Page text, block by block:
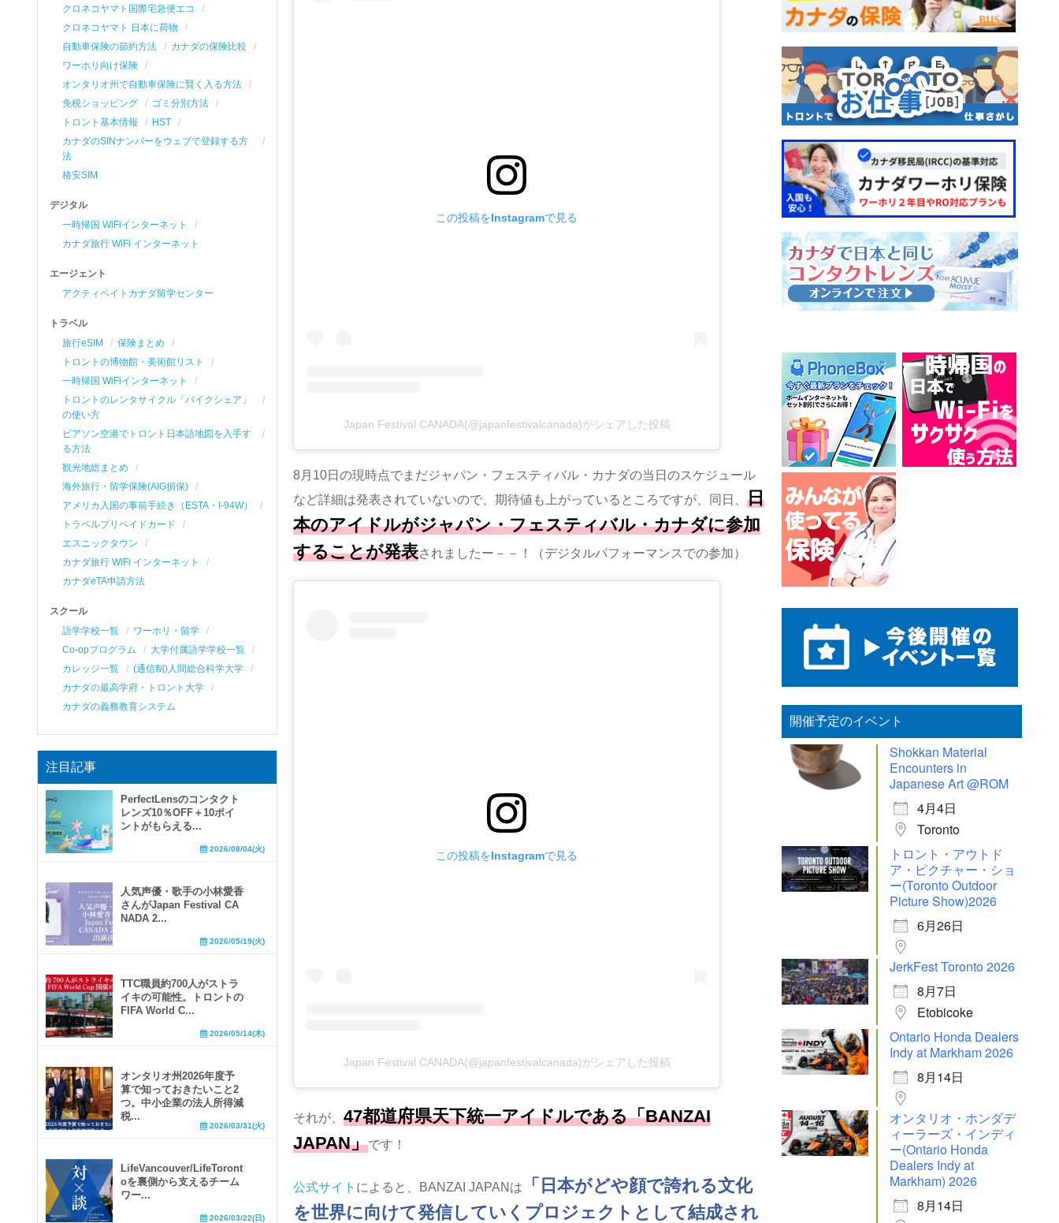
この投稿をInstagramで見る
Japan Festival CANADA(@japanfestivalcanada)がシェアした投稿
8月10日の現時点でまだジャパン・フェスティバル・カナダの当日のスケジュール
など詳細は発表されていないので、期待値も上がっているところですが、同日、 日
本のアイドルがジャパン・フェスティバル・カナダに参加
することが発表されましたー－－！（デジタルパフォーマンスでの参加）
この投稿をInstagramで見る
Japan Festival CANADA(@japanfestivalcanada)がシェアした投稿
それが、 47都道府県天下統一アイドルである「BANZAI
JAPAN」です！
公式サイト によると、BANZAI JAPANは
「日本がどや顔で誇れる文化
を世界に向けて発信していくプロジェクトとして結成され
クロネコヤマト国際宅急便エコ
クロネコヤマト 日本に荷物
自動車保険の節約方法
カナダの保険比較
ワーホリ向け保険
オンタリオ州で自動車保険に賢く入る方法
免税ショッピング
ゴミ分別方法
トロント基本情報
HST
カナダのSINナンバーをウェブで登録する方
法
格安SIM
デジタル
一時帰国 WiFiインターネット
カナダ旅行 WiFi インターネット
エージェント
アクティベイトカナダ留学センター
トラベル
旅行eSIM
保険まとめ
トロントの博物館・美術館リスト
一時帰国 WiFiインターネット
トロントのレンタサイクル「バイクシェア」
の使い方
ピアソン空港でトロント日本語地図を入手す
る方法
観光地総まとめ
海外旅行・留学保険(AIG損保)
アメリカ入国の事前手続き（ESTA・I-94W）
トラベルプリペイドカード
エスニックタウン
カナダ旅行 WiFi インターネット
カナダeTA申請方法
スクール
語学学校一覧
ワーホリ・留学
Co-opプログラム
大学付属語学学校一覧
カレッジ一覧
(通信制)人間総合科学大学
カナダの最高学府・トロント大学
カナダの義務教育システム
注目記事
PerfectLensのコンタクト
レンズ10％OFF＋10ポイ
ントがもらえる...
2026/08/04(火)
人気声優・歌手の小林愛香
さんがJapan Festival CA
NADA 2...
2026/05/19(火)
TTC職員約700人がストラ
イキの可能性。トロントの
FIFA World C...
2026/05/14(木)
オンタリオ州2026年度予
算で知っておきたいこと2
つ。中小企業の法人所得減
税...
2026/03/31(火)
LifeVancouver/LifeToront
oを裏側から支えるチーム
ワー...
2026/03/22(日)
開催予定のイベント
Shokkan Material
Encounters in
Japanese Art @ROM
4月4日
Toronto
トロント・アウトド
ア・ピクチャー・ショ
ー(Toronto Outdoor
Picture Show)2026
6月26日
JerkFest Toronto 2026
8月7日
Etobicoke
Ontario Honda Dealers
Indy at Markham 2026
8月14日
オンタリオ・ホンダデ
ィーラーズ・インディ
ー(Ontario Honda
Dealers Indy at
Markham) 2026
8月14日